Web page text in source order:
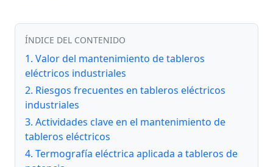
ÍNDICE DEL CONTENIDO
1. Valor del mantenimiento de tableros
eléctricos industriales
2. Riesgos frecuentes en tableros eléctricos
industriales
3. Actividades clave en el mantenimiento de
tableros eléctricos
4. Termografía eléctrica aplicada a tableros de